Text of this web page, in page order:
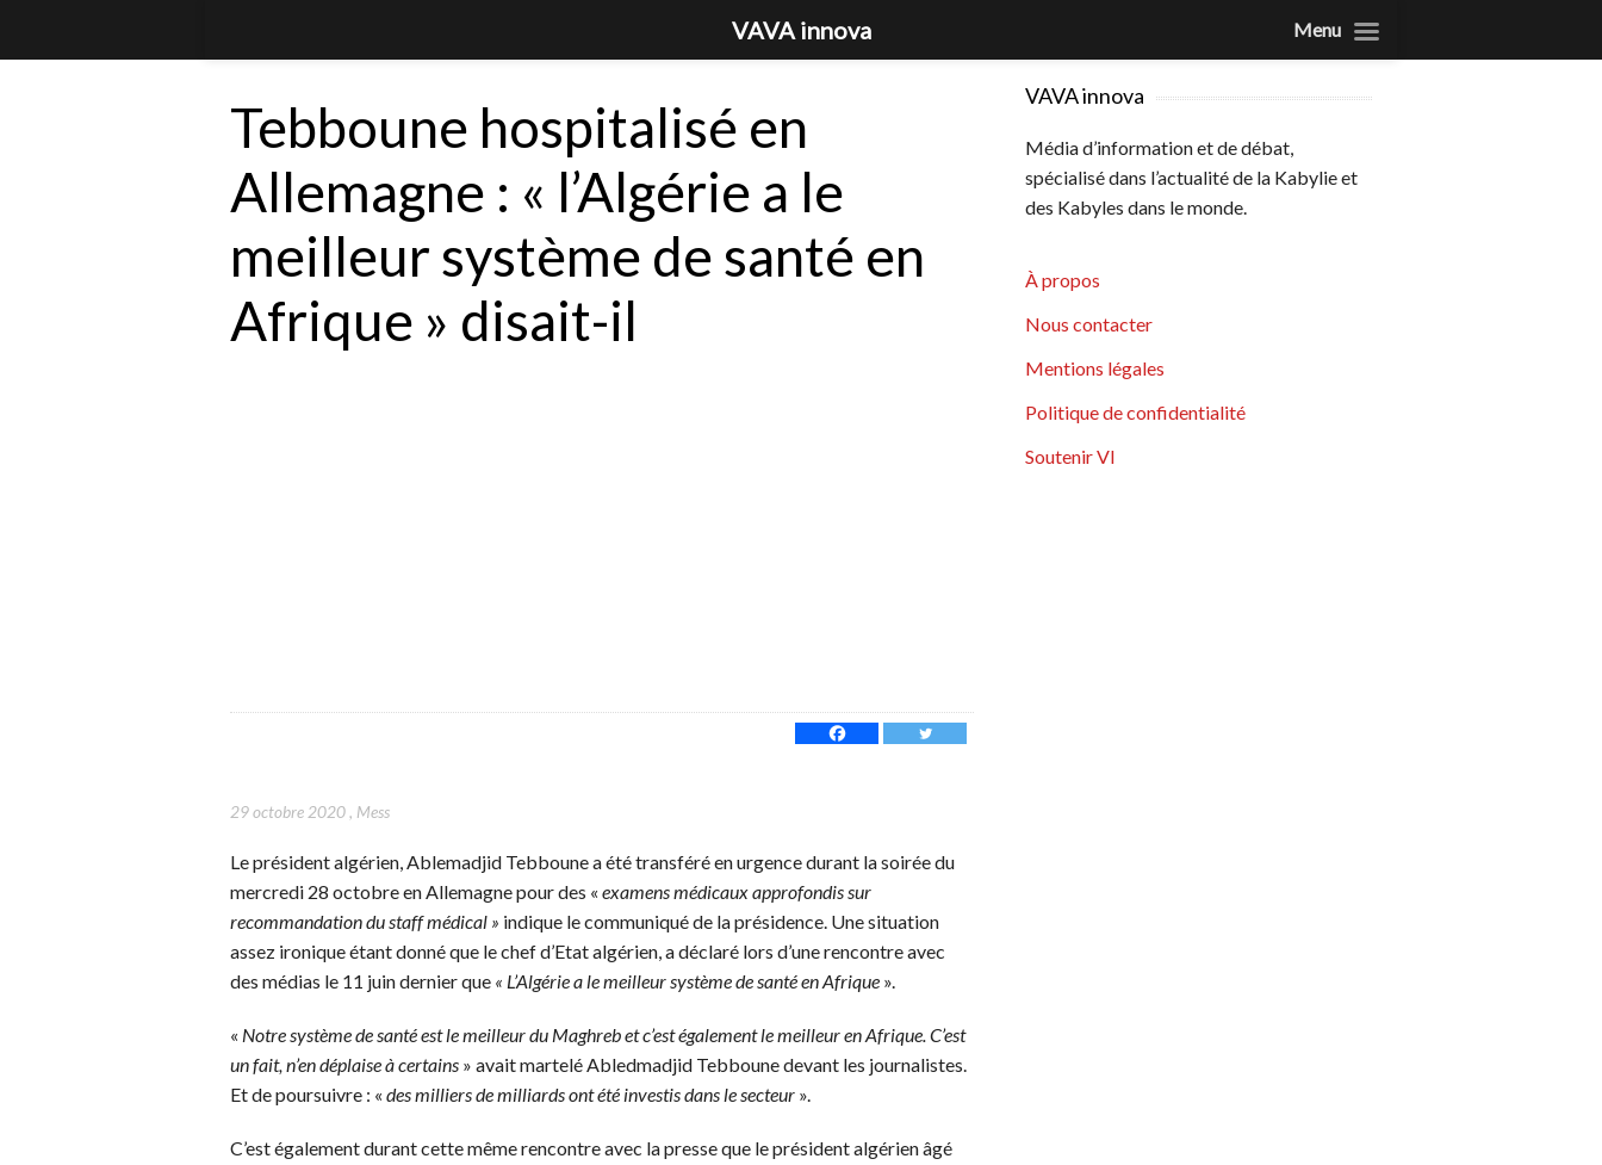
Tebboune hospitalisé en
Allemagne : « l’Algérie a le
meilleur système de santé en
Afrique » disait-il
29 octobre 2020, Mess
Le président algérien, Ablemadjid Tebboune a été transféré en urgence durant la soirée du
mercredi 28 octobre en Allemagne pour des «examens médicaux approfondis sur
recommandation du staff médical » indique le communiqué de la présidence. Une situation
assez ironique étant donné que le chef d’Etat algérien, a déclaré lors d’une rencontre avec
des médias le 11 juin dernier que « L’Algérie a le meilleur système de santé en Afrique ».
« Notre système de santé est le meilleur du Maghreb et c’est également le meilleur en Afrique. C’est
un fait, n’en déplaise à certains » avait martelé Abledmadjid Tebboune devant les journalistes.
Et de poursuivre : «des milliers de milliards ont été investis dans le secteur ».
C’est également durant cette même rencontre avec la presse que le président algérien âgé
VAVA innova
Média d’information et de débat,
spécialisé dans l’actualité de la Kabylie et
des Kabyles dans le monde.
À propos
Nous contacter
Mentions légales
Politique de confidentialité
Soutenir VI
VAVA innova Menu